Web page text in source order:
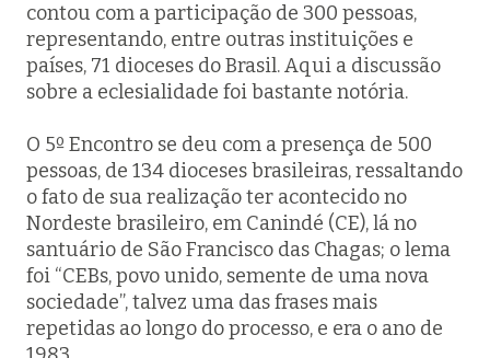
contou com a participação de 300 pessoas,
representando, entre outras instituições e
países, 71 dioceses do Brasil. Aqui a discussão
sobre a eclesialidade foi bastante notória.
O 5º Encontro se deu com a presença de 500
pessoas, de 134 dioceses brasileiras, ressaltando
o fato de sua realização ter acontecido no
Nordeste brasileiro, em Canindé (CE), lá no
santuário de São Francisco das Chagas; o lema
foi “CEBs, povo unido, semente de uma nova
sociedade”, talvez uma das frases mais
repetidas ao longo do processo, e era o ano de